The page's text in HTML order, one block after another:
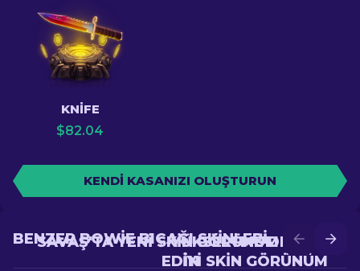
KNIFE
$82.04
KENDI KASANIZI OLUŞTURUN
YÜKSELTME'DE DAHA
IYI SKIN GÖRÜNÜM
SAVAŞ'TA YENI SKIN GÖRÜNÜM ELDE
EDIN
BENZER BOWIE BIÇAĞI SKINLERI